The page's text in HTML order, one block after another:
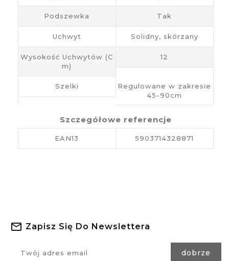
Podszewka Tak
Uchwyt Solidny, skórzany
Wysokość Uchwytów (c
M)
12
Szelki
Regulowane w zakresie
45-90cm
Szczegółowe referencje
EAN13 5903714328871
Zapisz Się Do Newslettera